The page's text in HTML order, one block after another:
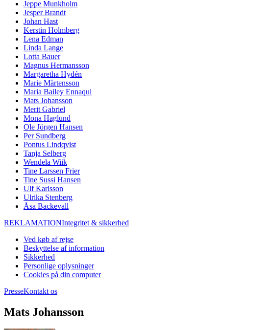
Jeppe Munkholm
Jesper Brandt
Johan Hast
Kerstin Holmberg
Lena Edman
Linda Lange
Lotta Bauer
Magnus Hermansson
Margaretha Hydén
Marie Mårtensson
Maria Bailey Ennaqui
Mats Johansson
Merit Gabriel
Mona Haglund
Ole Jörgen Hansen
Per Sundberg
Pontus Lindqvist
Tanja Selberg
Wendela Wiik
Tine Larssen Frier
Tine Sussi Hansen
Ulf Karlsson
Ulrika Stenberg
Åsa Backevall
REKLAMATIONIntegritet & sikkerhed
Ved køb af rejse
Beskyttelse af information
Sikkerhed
Personlige oplysninger
Cookies på din computer
PresseKontakt os
Mats Johansson